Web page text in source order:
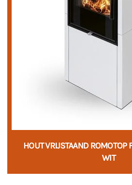
HOUT VRIJSTAAND ROMOTOP
WIT